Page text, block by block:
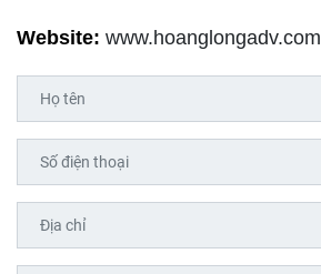
Website: www.hoanglongadv.com